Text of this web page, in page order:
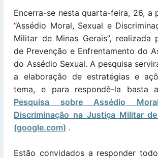
Encerra-se nesta quarta-feira, 26, a
“Assédio Moral, Sexual e
Militar de Minas Gerais”, realizada
de Prevenção e Enfrentamento do
do Assédio Sexual. A pesquisa
a elaboração de estratégias e
tema, e para respondê-la basta
Pesquisa sobre Assédio
Discriminação na Justiça Militar
(google.com) .
Estão convidados a responder